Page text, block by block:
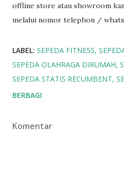
offline store atau showroom
melalui nomor telephon /
LABEL: SEPEDA FITNESS
SEPEDA OLAHRAGA DIRUMAH
SEPEDA STATIS RECUMBENT
BERBAGI
Komentar